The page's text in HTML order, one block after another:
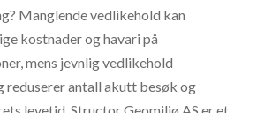
Manglende vedlikehold kan
kostnader og havari på
mens jevnlig vedlikehold
reduserer antall akutt besøk og